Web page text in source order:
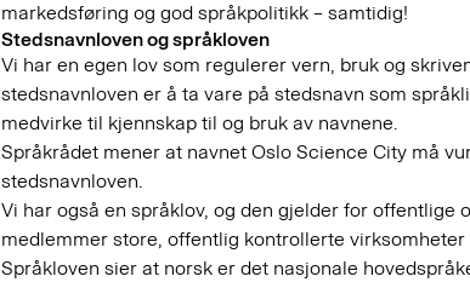
markedsføring og god språkpolitikk – samtidig!
Stedsnavnloven og språkloven
Vi har en egen lov som regulerer vern, bruk og
stedsnavnloven er å ta vare på stedsnavn som
medvirke til kjennskap til og bruk av navnene.
Språkrådet mener at navnet Oslo Science City må
stedsnavnloven.
Vi har også en språklov, og den gjelder for offentlige
medlemmer store, offentlig kontrollerte
Språkloven sier at norsk er det nasjonale